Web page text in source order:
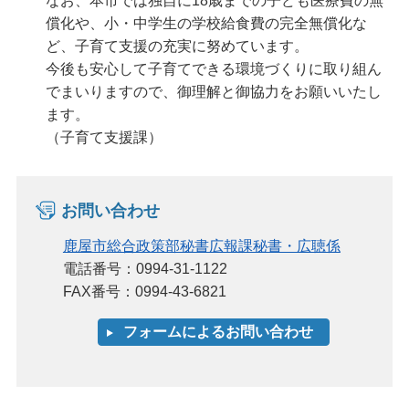
償化や、小・中学生の学校給食費の完全無償化な
ど、子育て支援の充実に努めています。
今後も安心して子育てできる環境づくりに取り組ん
でまいりますので、御理解と御協力をお願いいたし
ます。
（子育て支援課）
お問い合わせ
鹿屋市総合政策部秘書広報課秘書・広聴係
電話番号：0994-31-1122
FAX番号：0994-43-6821